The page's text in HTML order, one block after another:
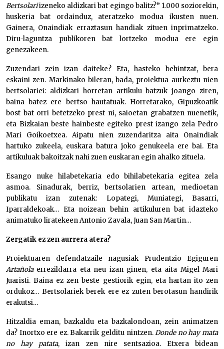
Bertsolariizeneko aldizkari bat egingo balitz?” 1.000 soziorekin,
huskeria bat ordainduz, ateratzeko modua ikusten nuen.
Gainera, Onaindiak erraztasun handiak zituen inprimatzeko.
Diru-laguntza publikoren bat lortzeko modua ere egin
genezakeen.
Zuzendari zein izan daiteke? Eta, hasteko behintzat, bera
eskaini zen. Markinako bileran, bada, proiektua aurkeztu nien
bertsolariei: aldizkari horretan artikulu batzuk joango ziren,
baina batez ere bertso hautatuak. Horretarako, Gipuzkoatik
bost bat orri betetzeko prest ni, saioetan grabatzen nuenetik,
eta Bizkaian beste hainbeste egiteko prest izango zela Pedro
Mari Goikoetxea. Aipatu nien zuzendaritza aita Onaindiak
hartuko zukeela, euskara batura joko genukeela ere bai. Eta
artikuluak bakoitzak nahi zuen euskaran egin ahalko zituela.
Esango nuke hilabetekaria edo bihilabetekaria egitea zela
asmoa. Sinadurak, berriz, bertsolarien artean, medioetan
publikatu izan zutenak: Lopategi, Muniategi, Basarri,
Iparraldekoak… Eta noizean behin artikuluren bat idazteko
animatuko liratekeen Antonio Zavala, Juan San Martin…
Zergatik ez zen aurrera atera?
Proiektuaren defendatzaile nagusiak Prudentzio Egiguren
Artañolaerrezildarra eta neu izan ginen, eta aita Migel Mari
Juaristi. Baina ez zen beste gestiorik egin, eta hartan ito zen
ordukoz… Bertsolariek berek ere ez zuten berotasun handirik
erakutsi…
Hitzaldia eman, bazkaldu eta bazkalondoan, zein animatzen
da? Inortxo ere ez. Bakarrik gelditu nintzen.Donde no hay mata
no hay patata, izan zen nire sentsazioa. Etxera bidean